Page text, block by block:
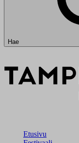
Hae
Etusivu